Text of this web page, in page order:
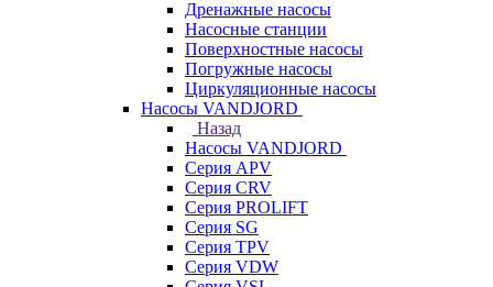
Дренажные насосы
Насосные станции
Поверхностные насосы
Погружные насосы
Циркуляционные насосы
Насосы VANDJORD
Назад
Насосы VANDJORD
Серия APV
Серия CRV
Серия PROLIFT
Серия SG
Серия TPV
Серия VDW